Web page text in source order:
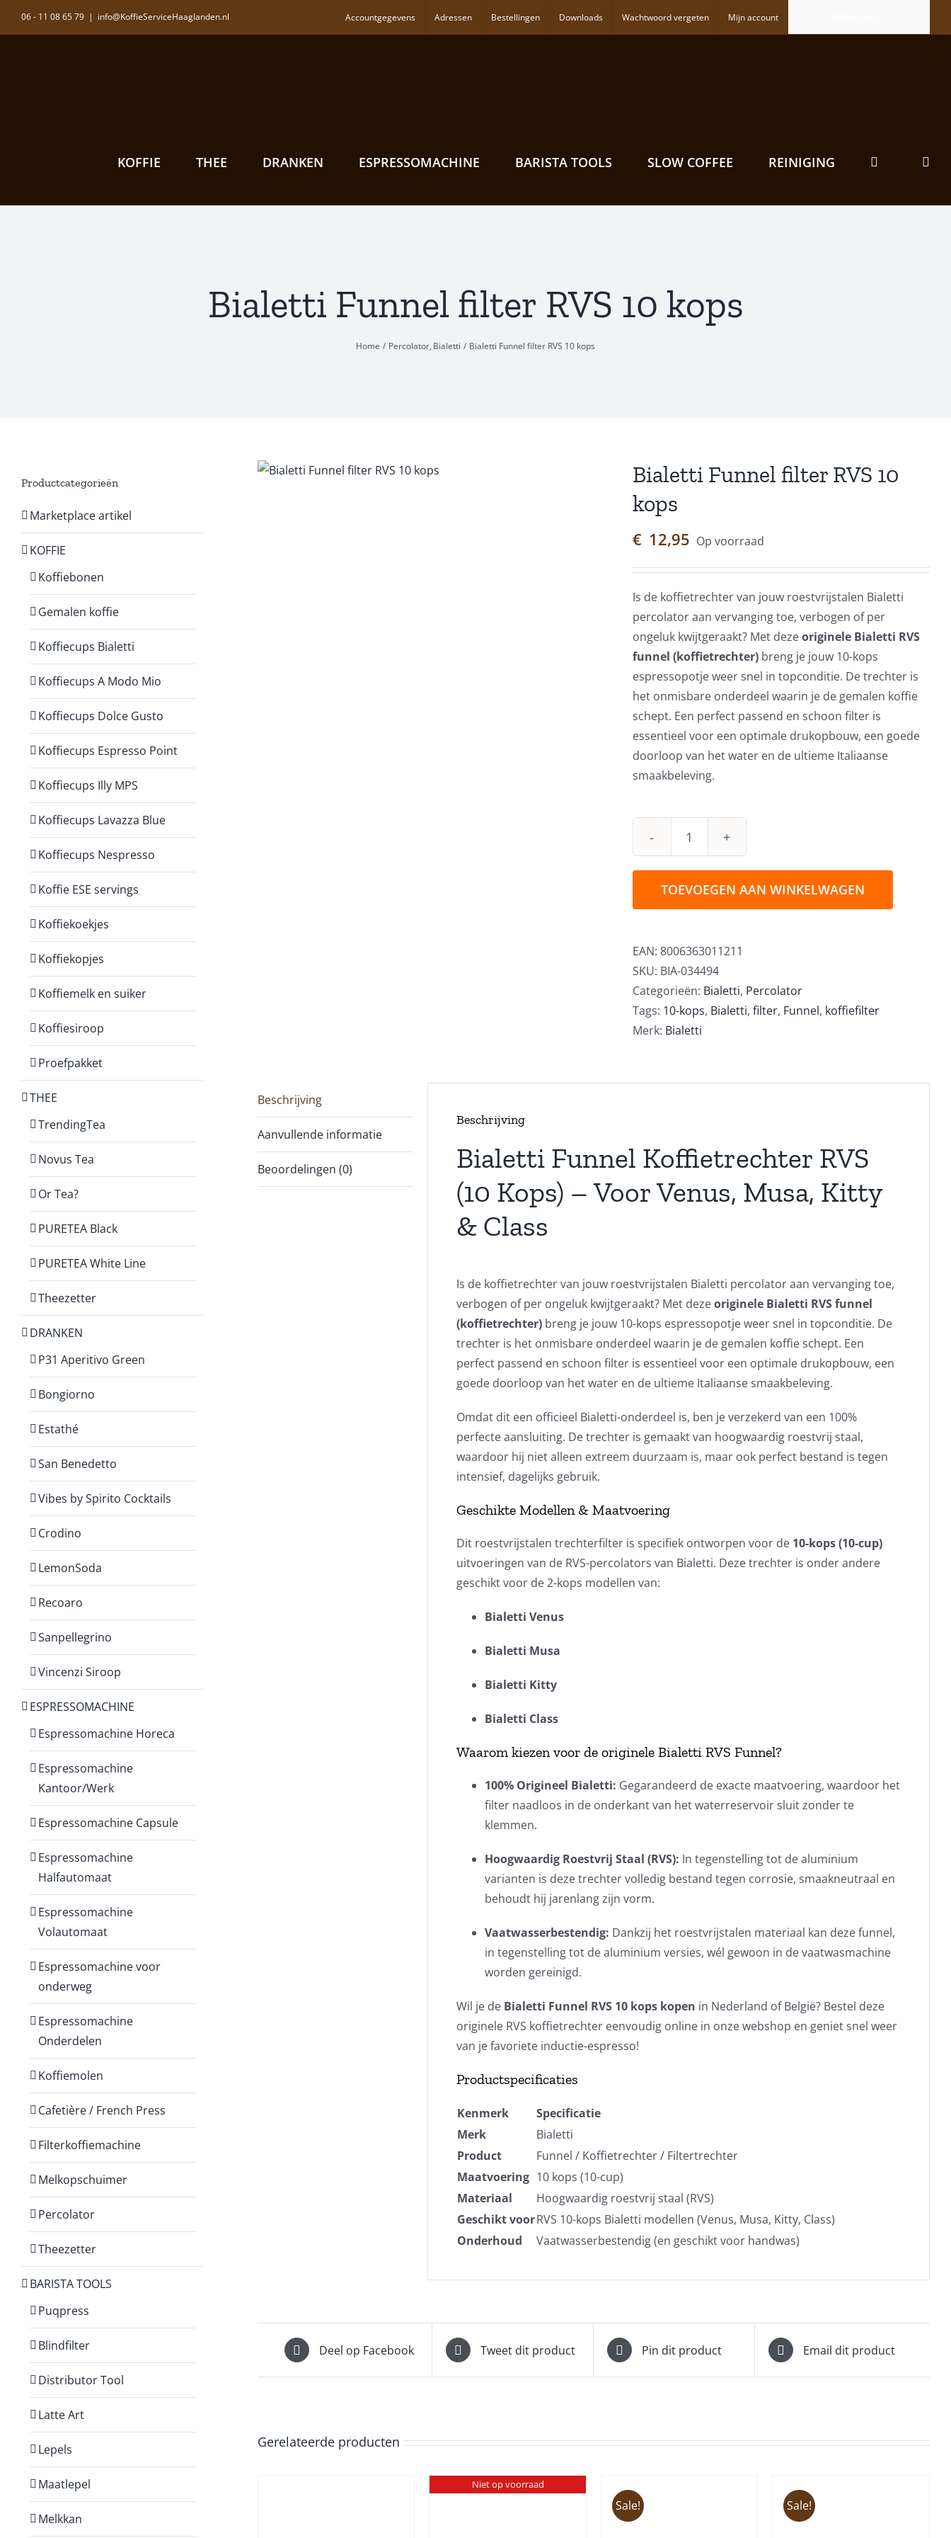
06 - 11 08 65 79 | info@KoffieServiceHaaglanden.nl Accountgegevens Adressen Bestellingen Downloads Wachtwoord vergeten Mijn account
KOFFIE THEE DRANKEN ESPRESSOMACHINE BARISTA TOOLS SLOW COFFEE REINIGING
Bialetti Funnel filter RVS 10 kops
Home Percolator Bialetti Bialetti Funnel filter RVS 10 kops
Bialetti Funnel filter RVS 10
kops
€ 12,95 Op voorraad
Is de koffietrechter van jouw roestvrijstalen Bialetti
percolator aan vervanging toe, verbogen of per
ongeluk kwijtgeraakt? Met dezeoriginele Bialetti RVS
funnel (koffietrechter)breng je jouw 10-kops
espressopotje weer snel in topconditie. De trechter is
het onmisbare onderdeel waarin je de gemalen koffie
schept. Een perfect passend en schoon filter is
essentieel voor een optimale drukopbouw, een goede
doorloop van het water en de ultieme Italiaanse
smaakbeleving.
Bialetti
filter
kops
aantal
TOEVOEGEN AAN WINKELWAGEN
EAN: 8006363011211
SKU: BIA-034494
Categorieën: Bialetti, Percolator
Tags: 10-kops, Bialetti, filter, Funnel, koffiefilter
Merk: Bialetti
Beschrijving
Aanvullende informatie
Beoordelingen (0)
Beschrijving
Bialetti Funnel Koffietrechter RVS
(10 Kops) – Voor Venus, Musa, Kitty
& Class
Is de koffietrechter van jouw roestvrijstalen Bialetti percolator aan vervanging toe,
verbogen of per ongeluk kwijtgeraakt? Met dezeoriginele Bialetti RVS funnel
(koffietrechter)breng je jouw 10-kops espressopotje weer snel in topconditie. De
trechter is het onmisbare onderdeel waarin je de gemalen koffie schept. Een
perfect passend en schoon filter is essentieel voor een optimale drukopbouw, een
goede doorloop van het water en de ultieme Italiaanse smaakbeleving.
Omdat dit een officieel Bialetti-onderdeel is, ben je verzekerd van een 100%
perfecte aansluiting. De trechter is gemaakt van hoogwaardig roestvrij staal,
waardoor hij niet alleen extreem duurzaam is, maar ook perfect bestand is tegen
intensief, dagelijks gebruik.
Geschikte Modellen & Maatvoering
Dit roestvrijstalen trechterfilter is specifiek ontworpen voor de 10-kops (10-cup)
uitvoeringen van de RVS-percolators van Bialetti. Deze trechter is onder andere
geschikt voor de 2-kops modellen van:
Bialetti Venus
Bialetti Musa
Bialetti Kitty
Bialetti Class
Waarom kiezen voor de originele Bialetti RVS Funnel?
100% Origineel Bialetti: Gegarandeerd de exacte maatvoering, waardoor het
filter naadloos in de onderkant van het waterreservoir sluit zonder te
klemmen.
Hoogwaardig Roestvrij Staal (RVS): In tegenstelling tot de aluminium
varianten is deze trechter volledig bestand tegen corrosie, smaakneutraal en
behoudt hij jarenlang zijn vorm.
Vaatwasserbestendig: Dankzij het roestvrijstalen materiaal kan deze funnel,
in tegenstelling tot de aluminium versies, wél gewoon in de vaatwasmachine
worden gereinigd.
Wil je de Bialetti Funnel RVS 10 kops kopen in Nederland of België? Bestel deze
originele RVS koffietrechter eenvoudig online in onze webshop en geniet snel weer
van je favoriete inductie-espresso!
Productspecificaties
Kenmerk
Specificatie
Merk
Bialetti
Product
Funnel / Koffietrechter / Filtertrechter
Maatvoering 10 kops (10-cup)
Materiaal
Hoogwaardig roestvrij staal (RVS)
Geschikt voorRVS 10-kops Bialetti modellen (Venus, Musa, Kitty, Class)
Onderhoud
Vaatwasserbestendig (en geschikt voor handwas)
Deel op Facebook Tweet dit product Pin dit product Email dit product
Gerelateerde producten
Niet op voorraad
Sale! Sale!
Productcategorieën
Marketplace artikel
KOFFIE
Koffiebonen
Gemalen koffie
Koffiecups Bialetti
Koffiecups A Modo Mio
Koffiecups Dolce Gusto
Koffiecups Espresso Point
Koffiecups Illy MPS
Koffiecups Lavazza Blue
Koffiecups Nespresso
Koffie ESE servings
Koffiekoekjes
Koffiekopjes
Koffiemelk en suiker
Koffiesiroop
Proefpakket
THEE
TrendingTea
Novus Tea
Or Tea?
PURETEA Black
PURETEA White Line
Theezetter
DRANKEN
P31 Aperitivo Green
Bongiorno
Estathé
San Benedetto
Vibes by Spirito Cocktails
Crodino
LemonSoda
Recoaro
Sanpellegrino
Vincenzi Siroop
ESPRESSOMACHINE
Espressomachine Horeca
Espressomachine
Kantoor/Werk
Espressomachine Capsule
Espressomachine
Halfautomaat
Espressomachine
Volautomaat
Espressomachine voor
onderweg
Espressomachine
Onderdelen
Koffiemolen
Cafetière / French Press
Filterkoffiemachine
Melkopschuimer
Percolator
Theezetter
BARISTA TOOLS
Puqpress
Blindfilter
Distributor Tool
Latte Art
Lepels
Maatlepel
Melkkan